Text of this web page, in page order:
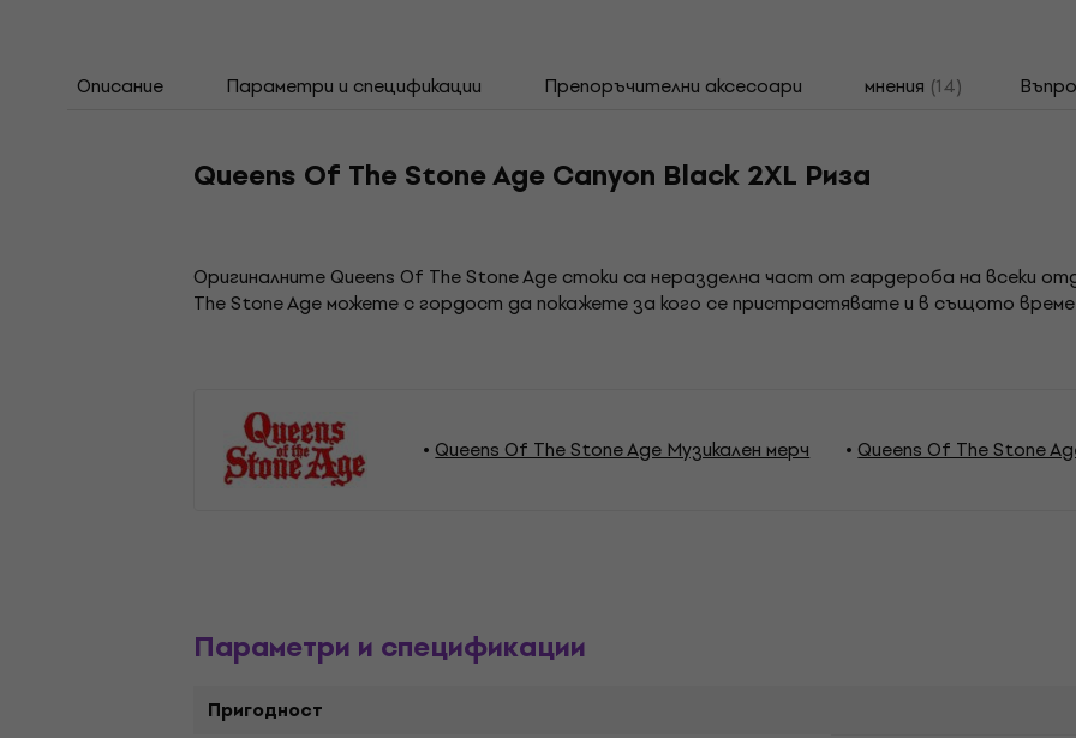
Описание Параметри и спецификации Препоръчителни аксесоари мнения (14)
Queens Of The Stone Age Canyon Black 2XL Риза
Оригиналните Queens Of The Stone Age стоки са неразделна част от гардероба на всеки
The Stone Age можете с гордост да покажете за кого се пристрастявате и в същото
Queens Of The Stone Age Музикален мерч Queens Of The Stone
Параметри и спецификации
Пригодност